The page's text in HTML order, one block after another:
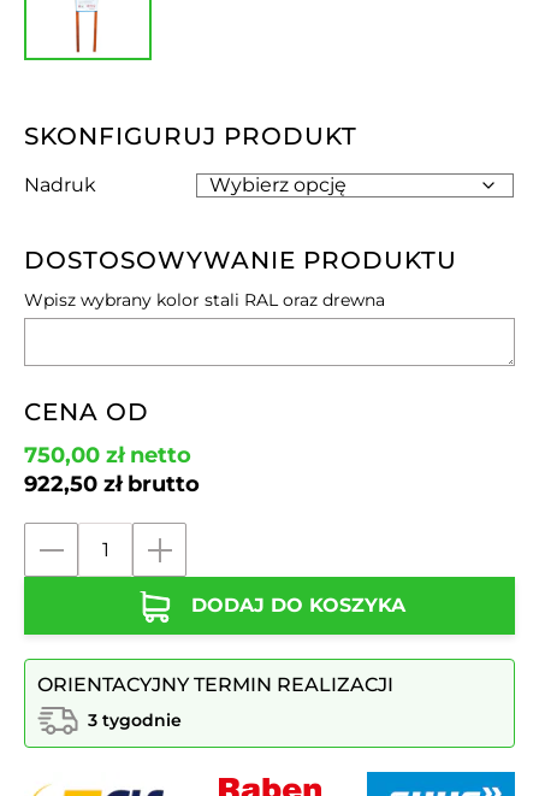
SKONFIGURUJ PRODUKT
Nadruk
DOSTOSOWYWANIE PRODUKTU
Wpisz wybrany kolor stali RAL oraz drewna
CENA OD
750,00 złnetto
922,50 złbrutto
informacyjno-
ogłoszeniowa
Oslo
DODAJ DO KOSZYKA
ORIENTACYJNY TERMIN REALIZACJI
3 tygodnie